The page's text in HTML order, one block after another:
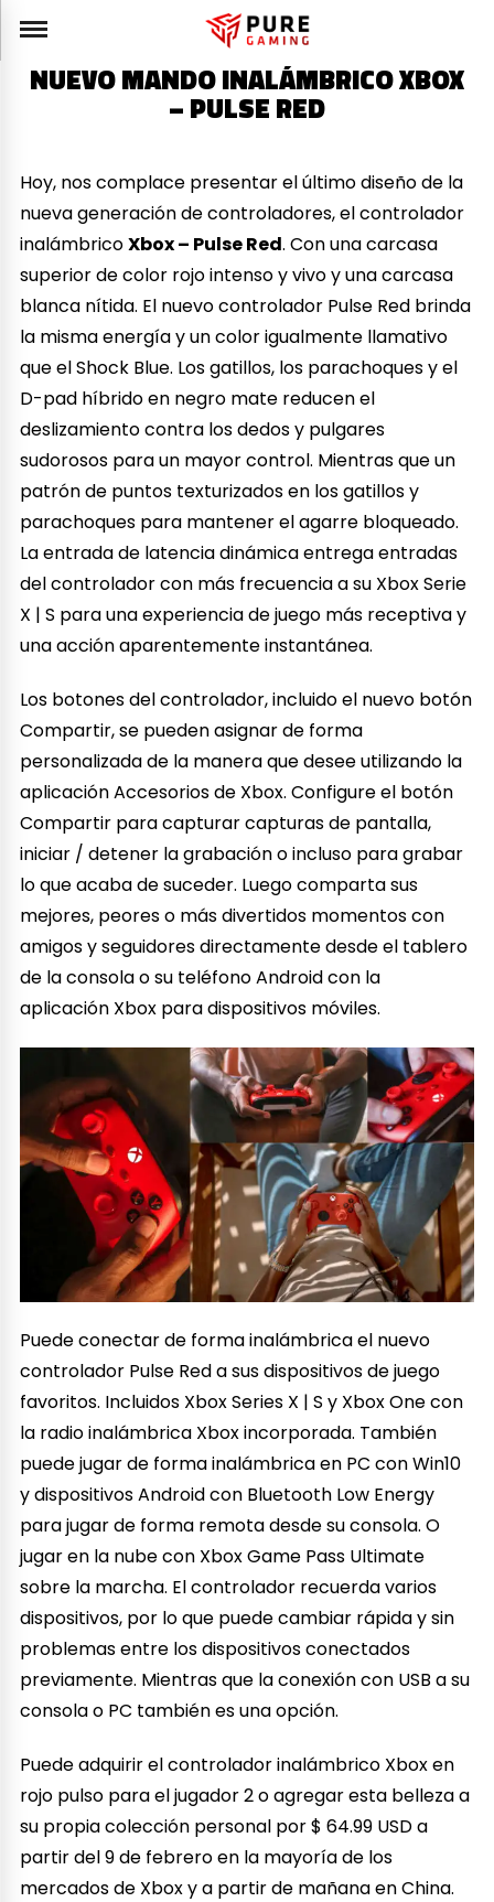
NUEVO MANDO INALÁMBRICO XBOX
– PULSE RED
Hoy, nos complace presentar el último diseño de la
nueva generación de controladores, el controlador
inalámbricoXbox – Pulse Red. Con una carcasa
superior de color rojo intenso y vivo y una carcasa
blanca nítida. El nuevo controlador Pulse Red brinda
la misma energía y un color igualmente llamativo
que el Shock Blue. Los gatillos, los parachoques y el
D-pad híbrido en negro mate reducen el
deslizamiento contra los dedos y pulgares
sudorosos para un mayor control. Mientras que un
patrón de puntos texturizados en los gatillos y
parachoques para mantener el agarre bloqueado.
La entrada de latencia dinámica entrega entradas
del controlador con más frecuencia a su Xbox Serie
X | S para una experiencia de juego más receptiva y
una acción aparentemente instantánea.
Los botones del controlador, incluido el nuevo botón
Compartir, se pueden asignar de forma
personalizada de la manera que desee utilizando la
aplicación Accesorios de Xbox. Configure el botón
Compartir para capturar capturas de pantalla,
iniciar / detener la grabación o incluso para grabar
lo que acaba de suceder. Luego comparta sus
mejores, peores o más divertidos momentos con
amigos y seguidores directamente desde el tablero
de la consola o su teléfono Android con la
aplicación Xbox para dispositivos móviles.
Puede conectar de forma inalámbrica el nuevo
controlador Pulse Red a sus dispositivos de juego
favoritos. Incluidos Xbox Series X | S y Xbox One con
la radio inalámbrica Xbox incorporada. También
puede jugar de forma inalámbrica en PC con Win10
y dispositivos Android con Bluetooth Low Energy
para jugar de forma remota desde su consola. O
jugar en la nube con Xbox Game Pass Ultimate
sobre la marcha. El controlador recuerda varios
dispositivos, por lo que puede cambiar rápida y sin
problemas entre los dispositivos conectados
previamente. Mientras que la conexión con USB a su
consola o PC también es una opción.
Puede adquirir el controlador inalámbrico Xbox en
rojo pulso para el jugador 2 o agregar esta belleza a
su propia colección personal por $ 64.99 USD a
partir del 9 de febrero en la mayoría de los
mercados de Xbox y a partir de mañana en China.